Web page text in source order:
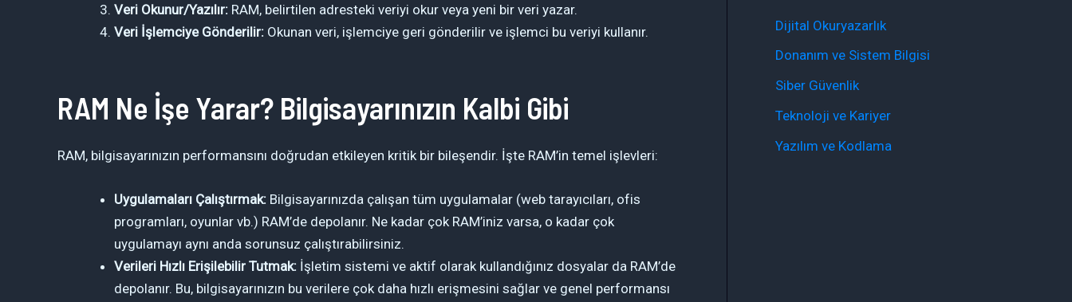
Veri Okunur/Yazılır: RAM, belirtilen adresteki veriyi okur veya yeni bir veri yazar.
Veri İşlemciye Gönderilir: Okunan veri, işlemciye geri gönderilir ve işlemci bu veriyi kullanır.
RAM Ne İşe Yarar? Bilgisayarınızın Kalbi Gibi
RAM, bilgisayarınızın performansını doğrudan etkileyen kritik bir bileşendir. İşte RAM’in temel işlevleri:
Uygulamaları Çalıştırmak: Bilgisayarınızda çalışan tüm uygulamalar (web tarayıcıları, ofis
programları, oyunlar vb.) RAM’de depolanır. Ne kadar çok RAM’iniz varsa, o kadar çok
uygulamayı aynı anda sorunsuz çalıştırabilirsiniz.
Verileri Hızlı Erişilebilir Tutmak: İşletim sistemi ve aktif olarak kullandığınız dosyalar da RAM’de
depolanır. Bu, bilgisayarınızın bu verilere çok daha hızlı erişmesini sağlar ve genel performansı
Dijital Okuryazarlık
Donanım ve Sistem Bilgisi
Siber Güvenlik
Teknoloji ve Kariyer
Yazılım ve Kodlama